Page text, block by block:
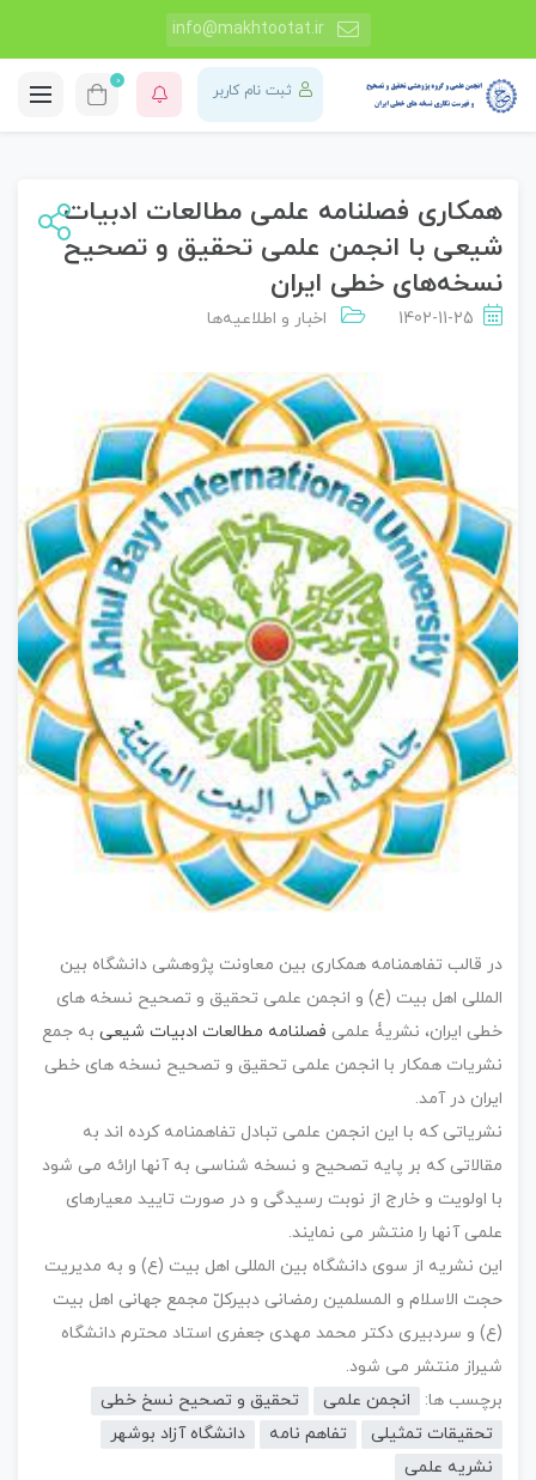
info@makhtootat.ir
ثبت نام کاربر
0
همکاری فصلنامه علمی مطالعات ادبیات
شیعی با انجمن علمی تحقیق و تصحیح
نسخه‌های خطی ایران
1402-11-25 اخبار و اطلاعیه‌ها
در قالب تفاهمنامه همکاری بین معاونت پژوهشی دانشگاه بین
المللی اهل بیت (ع) و انجمن علمی تحقیق و تصحیح نسخه های
خطی ایران، نشریۀ علمی فصلنامه مطالعات ادبیات شیعیبه جمع
نشریات همکار با انجمن علمی تحقیق و تصحیح نسخه های خطی
ایران در آمد.
نشریاتی که با این انجمن علمی تبادل تفاهمنامه کرده اند به
مقالاتی که بر پایه تصحیح و نسخه شناسی به آنها ارائه می شود
با اولویت و خارج از نوبت رسیدگی و در صورت تایید معیارهای
علمی آنها را منتشر می نمایند.
این نشریه از سوی دانشگاه بین المللی اهل بیت (ع) و به مدیریت
حجت الاسلام و المسلمین رمضانی دبیرکلّ مجمع جهانی اهل بیت
(ع) و سردبیری دکتر محمد مهدی جعفری استاد محترم دانشگاه
شیراز منتشر می شود.
برچسب ها:
انجمن علمی
تحقیق و تصحیح نسخ خطی
تحقیقات تمثیلی
تفاهم نامه
دانشگاه آزاد بوشهر
نشریه علمی